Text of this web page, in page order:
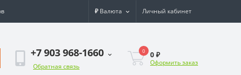
₽ Валюта Личный кабинет
+7 903 968-1660
Обратная связь
0 0 ₽
Оформить заказ